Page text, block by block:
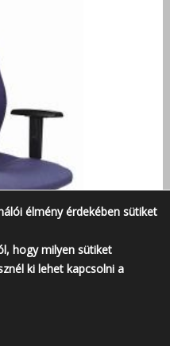
élmény érdekében sütiket
hogy milyen sütiket
ki lehet kapcsolni a